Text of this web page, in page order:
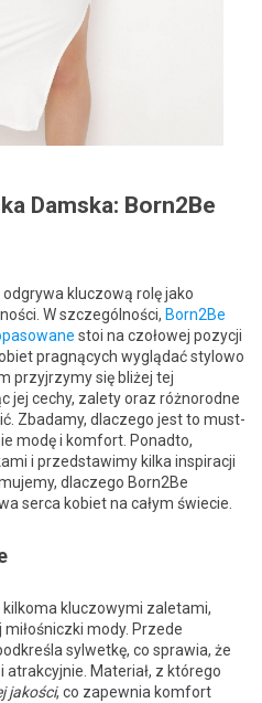
Damska: Born2Be
odgrywa kluczową rolę jako
W szczególności, Born2Be
stoi na czołowej pozycji
pragnących wyglądać stylowo
przyjrzymy się bliżej tej
jej cechy, zalety oraz różnorodne
Zbadamy, dlaczego jest to must-
modę i komfort. Ponadto,
i przedstawimy kilka inspiracji
dlaczego Born2Be
serca kobiet na całym świecie.
kluczowymi zaletami,
mody. Przede
sylwetkę, co sprawia, że
atrakcyjnie. Materiał, z którego
jakości, co zapewnia komfort